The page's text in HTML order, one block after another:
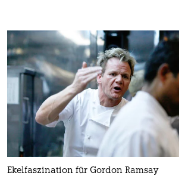
Ekelfaszination für Gordon Ramsay